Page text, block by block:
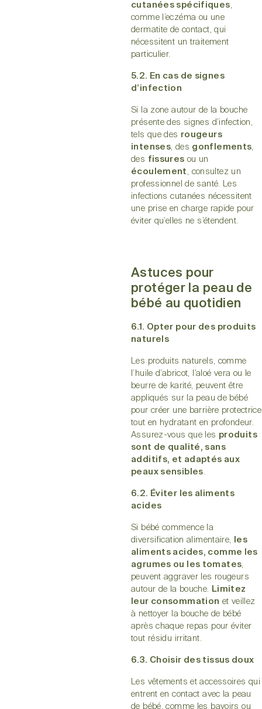
cutanées spécifiques,
comme l’eczéma ou une
dermatite de contact, qui
nécessitent un traitement
particulier.
5.2. En cas de signes
d’infection
Si la zone autour de la bouche
présente des signes d’infection,
tels que des rougeurs
intenses, des gonflements,
des fissures ou un
écoulement , consultez un
professionnel de santé. Les
infections cutanées nécessitent
une prise en charge rapide pour
éviter qu’elles ne s’étendent.
Astuces pour
protéger la peau de
bébé au quotidien
6.1. Opter pour des produits
naturels
Les produits naturels, comme
l’huile d’abricot, l’aloé vera ou le
beurre de karité, peuvent être
appliqués sur la peau de bébé
pour créer une barrière protectrice
tout en hydratant en profondeur.
Assurez-vous que les produits
sont de qualité, sans
additifs, et adaptés aux
peaux sensibles.
6.2. Éviter les aliments
acides
Si bébé commence la
diversification alimentaire,
les
aliments acides, comme les
agrumes ou les tomates,
peuvent aggraver les rougeurs
autour de la bouche. Limitez
leur consommation et veillez
à nettoyer la bouche de bébé
après chaque repas pour éviter
tout résidu irritant.
6.3. Choisir des tissus doux
Les vêtements et accessoires qui
entrent en contact avec la peau
de bébé, comme les bavoirs ou